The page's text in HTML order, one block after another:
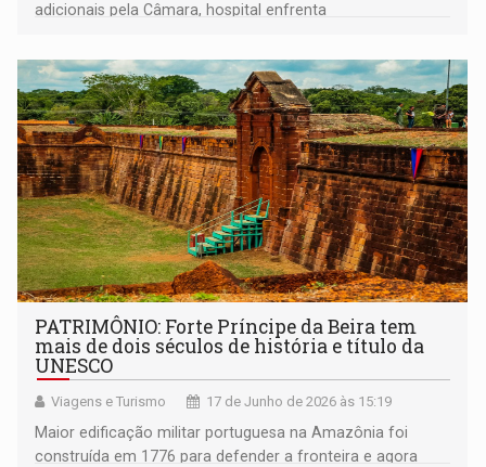
adicionais pela Câmara, hospital enfrenta
PATRIMÔNIO: Forte Príncipe da Beira tem
mais de dois séculos de história e título da
UNESCO
Viagens e Turismo 17 de Junho de 2026 às 15:19
Maior edificação militar portuguesa na Amazônia foi
construída em 1776 para defender a fronteira e agora